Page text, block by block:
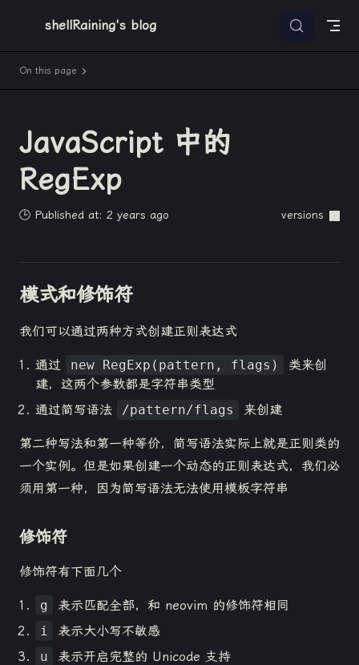
Skip to content
shellRaining's blog
On this page
JavaScript 中的
RegExp
🕒 Published at: 2 years ago versions
模式和修饰符
我们可以通过两种方式创建正则表达式
通过 new RegExp(pattern, flags)
类来创
建，这两个参数都是字符串类型
通过简写语法
/pattern/flags 来创建
第二种写法和第一种等价，简写语法实际上就是正则类的
一个实例。但是如果创建一个动态的正则表达式，我们必
须用第一种，因为简写语法无法使用模板字符串
修饰符
修饰符有下面几个
g
表示匹配全部，和 neovim 的修饰符相同
i
表示大小写不敏感
u
表示开启完整的 Unicode 支持